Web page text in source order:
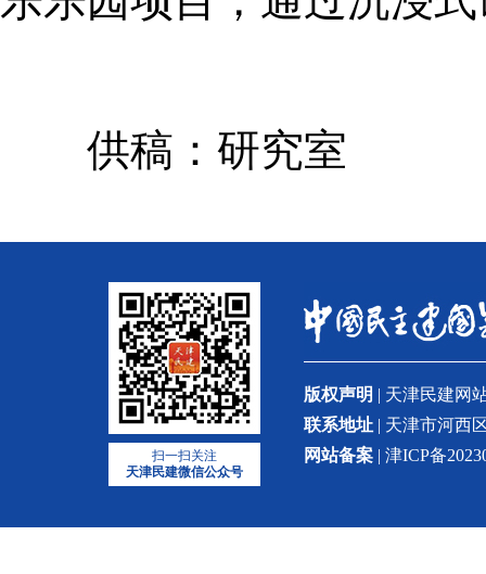
供稿：研究室
扫一扫关注
天津民建微信公众号
版权声明 | 天津民建网
联系地址 | 天津市河西
网站备案 | 津ICP备